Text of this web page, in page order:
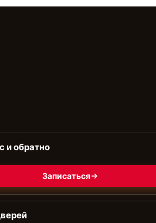
и обратно
Записаться